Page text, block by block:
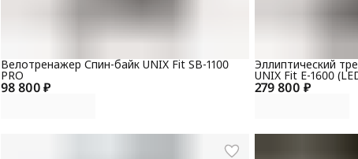
98 800 ₽
Велотренажер Спин-байк UNIX Fit SB-1100
PRO
279 800 ₽
Эллиптический
UNIX Fit E-1600